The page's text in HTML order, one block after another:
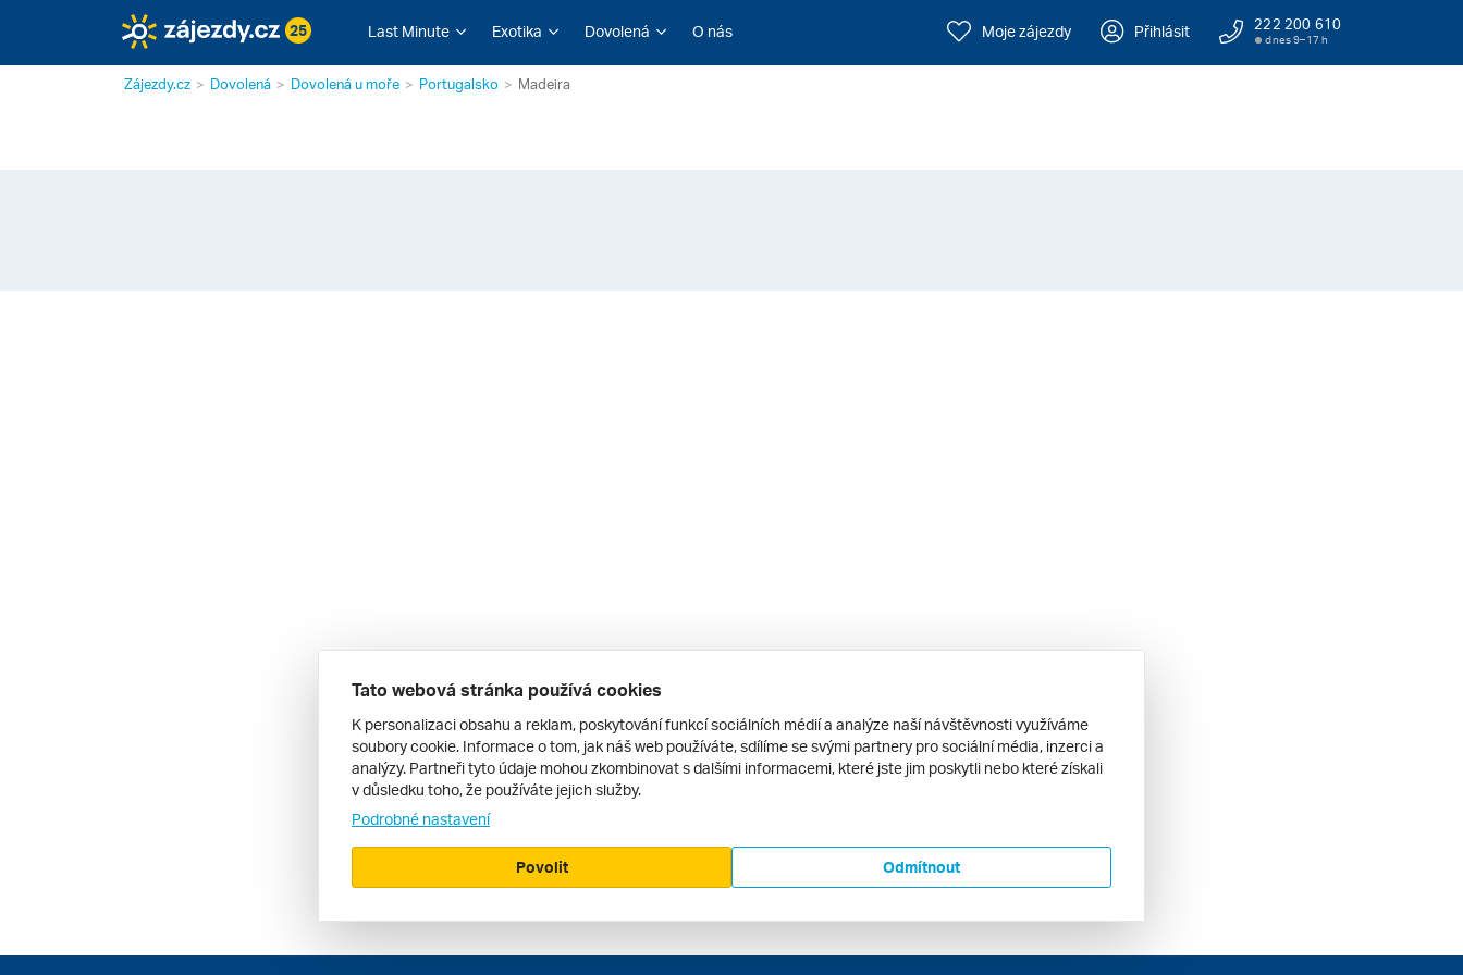
25 Last Minute Exotika Dovolená O nás Moje zájezdy Přihlásit 222 200 610
dnes 9–17 h
Zájezdy.cz Dovolená Dovolená u moře Portugalsko Madeira
Tato webová stránka používá cookies
K personalizaci obsahu a reklam, poskytování funkcí sociálních médií a analýze naší návštěvnosti využíváme
soubory cookie. Informace o tom, jak náš web používáte, sdílíme se svými partnery pro sociální média, inzerci a
analýzy. Partneři tyto údaje mohou zkombinovat s dalšími informacemi, které jste jim poskytli nebo které získali
v důsledku toho, že používáte jejich služby.
Podrobné nastavení
Odmítnout
Povolit